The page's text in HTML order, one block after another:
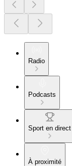
Radio
Podcasts
Sport en direct
À proximité